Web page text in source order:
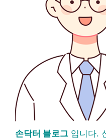
손닥터 블로그 입니다.